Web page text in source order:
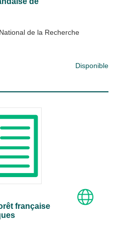
de la Recherche
Disponible
française